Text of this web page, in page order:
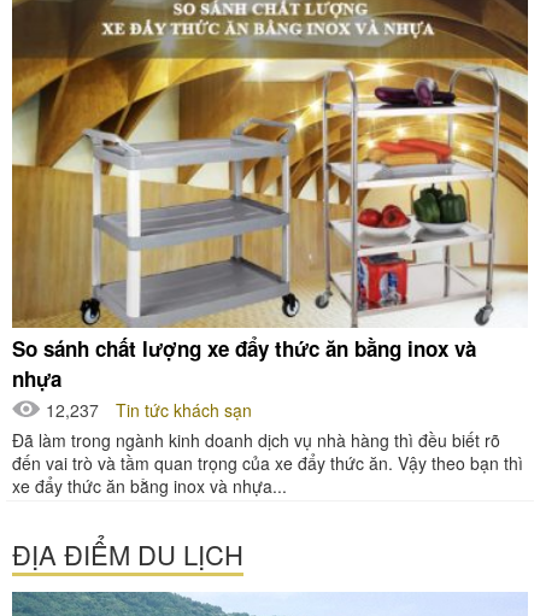
So sánh chất lượng xe đẩy thức ăn bằng inox và
nhựa
12,237
Tin tức khách sạn
Đã làm trong ngành kinh doanh dịch vụ nhà hàng thì đều biết rõ
đến vai trò và tầm quan trọng của xe đẩy thức ăn. Vậy theo bạn thì
xe đẩy thức ăn bằng inox và nhựa...
ĐỊA ĐIỂM DU LỊCH